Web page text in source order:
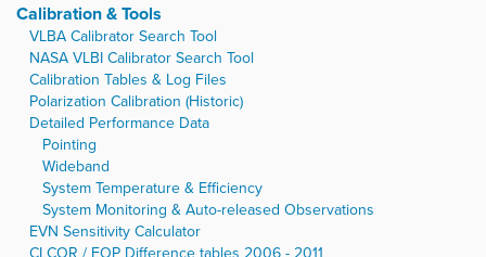
Calibration & Tools
VLBA Calibrator Search Tool
NASA VLBI Calibrator Search Tool
Calibration Tables & Log Files
Polarization Calibration (Historic)
Detailed Performance Data
Pointing
Wideband
System Temperature & Efficiency
System Monitoring & Auto-released Observations
EVN Sensitivity Calculator